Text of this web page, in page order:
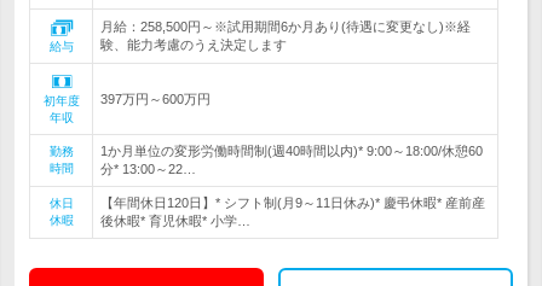
給与
月給：258,500円～※試用期間6か月あり(待遇に変更なし)※経
験、能力考慮のうえ決定します
初年度
年収
397万円～600万円
勤務
時間
1か月単位の変形労働時間制(週40時間以内)* 9:00～18:00/休憩60
分* 13:00～22…
休日
休暇
【年間休日120日】* シフト制(月9～11日休み)* 慶弔休暇* 産前産
後休暇* 育児休暇* 小学…